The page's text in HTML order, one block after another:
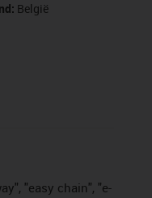
België
"easy chain", "e-